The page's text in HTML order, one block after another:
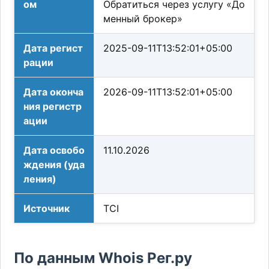
ом
Обратиться через услугу «До
менный брокер»
Дата регист
рации
2025-09-11T13:52:01+05:00
Дата оконча
ния регистр
ации
2026-09-11T13:52:01+05:00
Дата освобо
ждения (уда
ления)
11.10.2026
Источник TCI
По данным Whois Рег.ру